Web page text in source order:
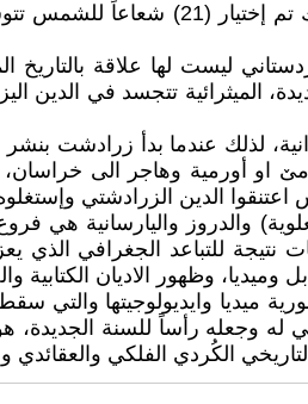
شخص آخر عند الوفاة من خلال تناسخ
تتجسد في الدين
لذلك عندما بدأ زرادشت
او أورمية وهاجر الى
الدين الزرادشتي
(العلوية) والدروز واليارسانية
نتيجة للتباعد الجغرافي
وظهور الاديان الكتابية
رأساً للسنة الجديدة، هو
الكُردي الفلكي والعقائدي